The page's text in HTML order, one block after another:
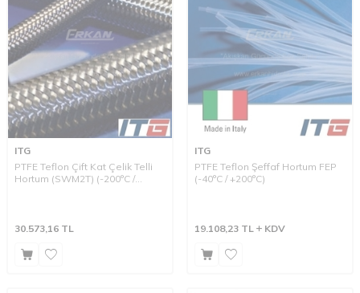
ITG
PTFE Teflon Çift Kat Çelik Telli
Hortum (SWM2T) (-200°C /
30.573,16 TL
ITG
PTFE Teflon Şeffaf Hortum FEP
(-40°C / +200°C)
19.108,23 TL KDV